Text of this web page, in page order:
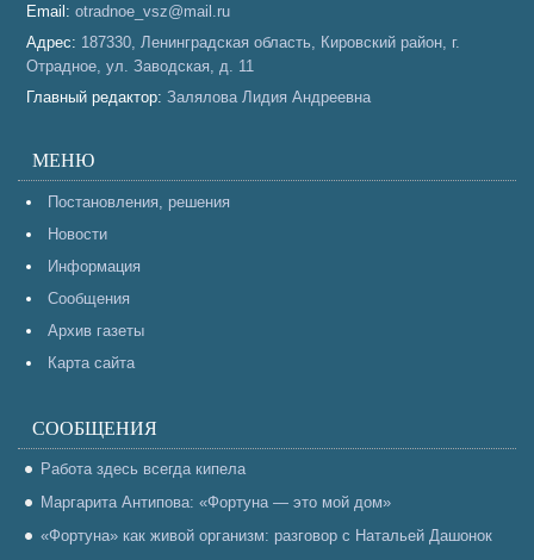
Email: otradnoe_vsz@mail.ru
Адрес: 187330, Ленинградская область, Кировский район, г.
Отрадное, ул. Заводская, д. 11
Главный редактор: Залялова Лидия Андреевна
МЕНЮ
Постановления, решения
Новости
Информация
Сообщения
Архив газеты
Карта сайта
СООБЩЕНИЯ
Работа здесь всегда кипела
Маргарита Антипова: «Фортуна — это мой дом»
«Фортуна» как живой организм: разговор с Натальей Дашонок